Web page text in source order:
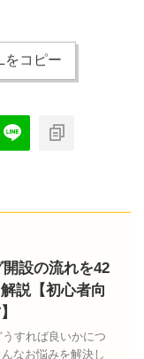
をコピー
設の流れを42
説【初心者向
すれば良いかにつ
なお悩みを解決し